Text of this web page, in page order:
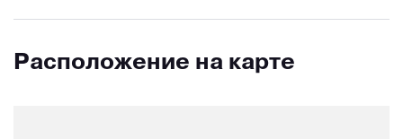
Расположение на карте